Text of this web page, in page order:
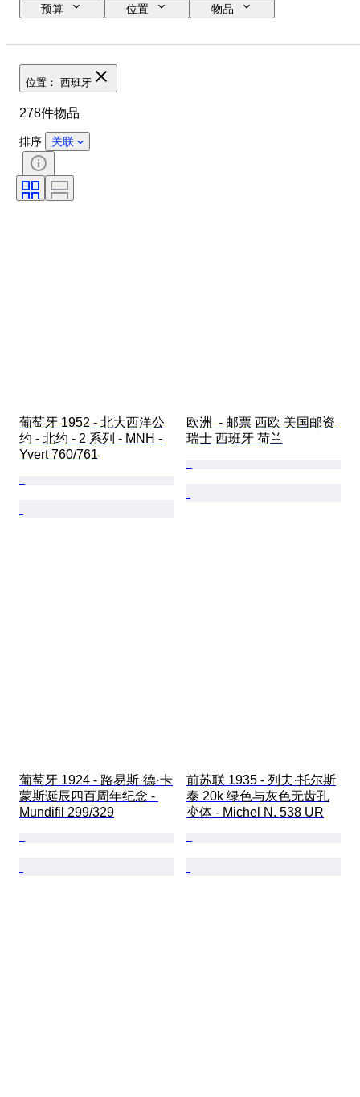
预算
位置
物品
位置： 西班牙
278件物品
排序 关联
葡萄牙 1952 - 北大西洋公
约 - 北约 - 2 系列 - MNH -
Yvert 760/761
欧洲  - 邮票 西欧 美国邮资
瑞士 西班牙 荷兰
葡萄牙 1924 - 路易斯·德·卡
蒙斯诞辰四百周年纪念 -
Mundifil 299/329
前苏联 1935 - 列夫·托尔斯
泰 20k 绿色与灰色无齿孔
变体 - Michel N. 538 UR